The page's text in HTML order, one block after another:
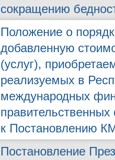
сокращению
Положение о
добавленную
(услуг),
реализуемых в
международных
к Постановлению
Постановление